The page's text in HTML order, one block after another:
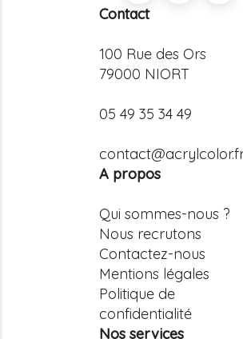
Contact
100 Rue des Ors
79000 NIORT
05 49 35 34 49
A propos
Qui sommes-nous ?
Nous recrutons
Contactez-nous
Mentions légales
Politique de
confidentialité
Nos services